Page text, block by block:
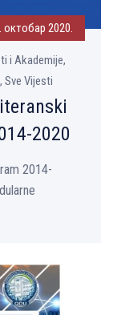
октобар 2020.
i Akademije,
Sve Vijesti
2020
2014-